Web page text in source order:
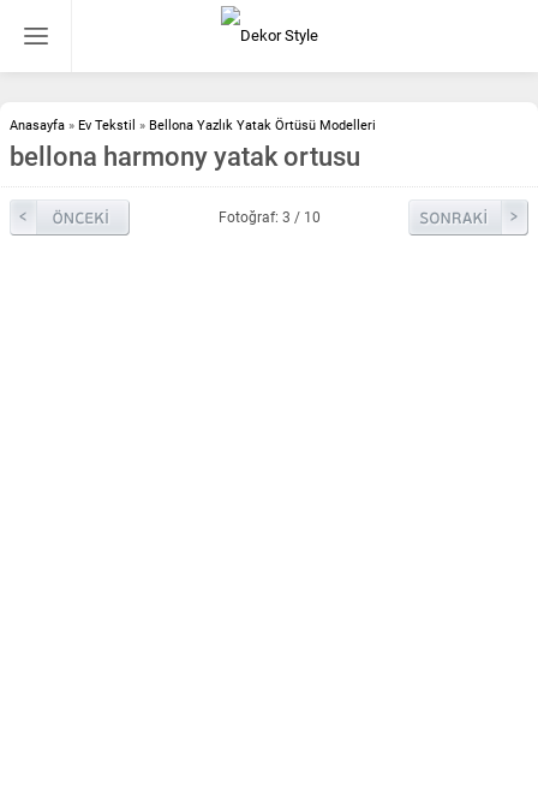
Anasayfa » Ev Tekstil » Bellona Yazlık Yatak Örtüsü Modelleri
bellona harmony yatak ortusu
Fotoğraf: 3 / 10